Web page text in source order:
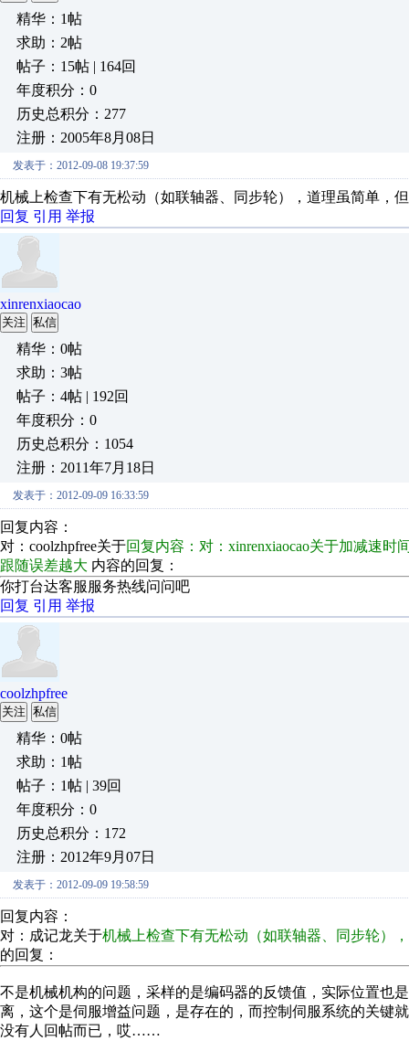
精华：1帖
求助：2帖
帖子：15帖 | 164回
年度积分：0
历史总积分：277
注册：2005年8月08日
发表于：2012-09-08 19:37:59
机械上检查下有无松动（如联轴器、同步轮），道理虽简单，
回复 引用 举报
xinrenxiaocao
关注 私信
精华：0帖
求助：3帖
帖子：4帖 | 192回
年度积分：0
历史总积分：1054
注册：2011年7月18日
发表于：2012-09-09 16:33:59
回复内容：
对：coolzhpfree关于回复内容：对：xinrenxiaocao关于加减速
跟随误差越大 内容的回复：
你打台达客服服务热线问问吧
回复 引用 举报
coolzhpfree
关注 私信
精华：0帖
求助：1帖
帖子：1帖 | 39回
年度积分：0
历史总积分：172
注册：2012年9月07日
发表于：2012-09-09 19:58:59
回复内容：
对：成记龙关于机械上检查下有无松动（如联轴器、同步轮）
的回复：
不是机械机构的问题，采样的是编码器的反馈值，实际位置也
离，这个是伺服增益问题，是存在的，而控制伺服系统的关键
没有人回帖而已，哎……